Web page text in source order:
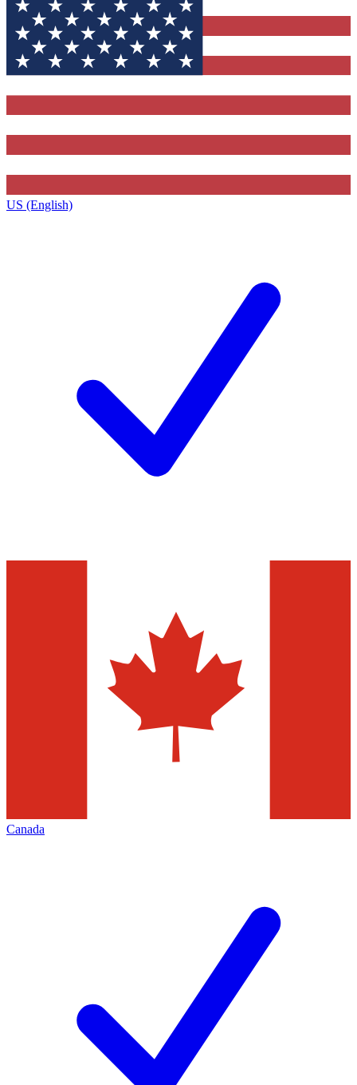
US (English)
Canada